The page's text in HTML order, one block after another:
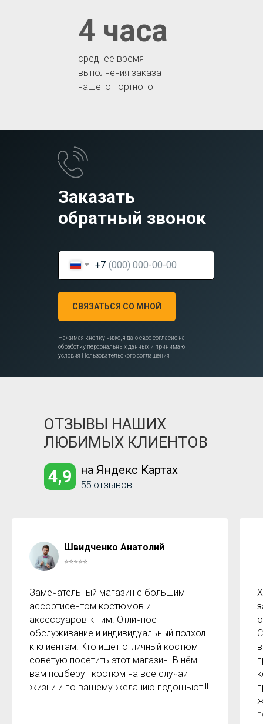
среднее время
выполнения заказа
нашего портного
4 часа
Заказать
обратный звонок
+7
СВЯЗАТЬСЯ СО МНОЙ
Нажимая кнопку ниже, я даю свое согласие на
обработку персональных данных и принимаю
условия Пользовательского соглашения
55 отзывов
на Яндекс Картах
4,9
ОТЗЫВЫ НАШИХ
ЛЮБИМЫХ КЛИЕНТОВ
Швидченко Анатолий
⭐⭐⭐⭐⭐
Замечательный магазин с большим
ассортисентом костюмов и
аксессуаров к ним. Отличное
обслуживание и индивидуальный подход
к клиентам. Кто ищет отличный костюм
советую посетить этот магазин. В нём
вам подберут костюм на все случаи
жизни и по вашему желанию подошьют!!!